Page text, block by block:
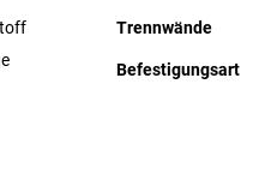
Trennwände
Befestigungsart